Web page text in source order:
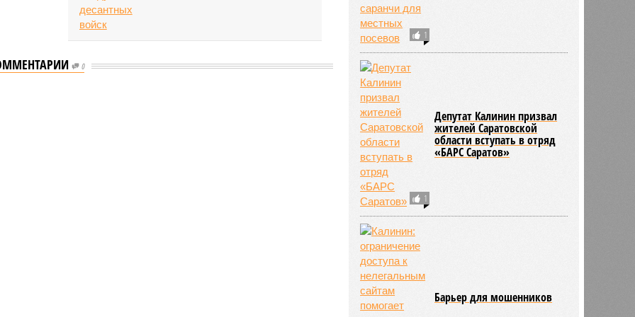
0
1
1
Депутат Калинин призвал
жителей Саратовской
области вступать в отряд
«БАРС Саратов»
Барьер для мошенников